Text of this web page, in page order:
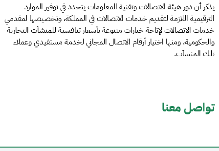
يذكر أن دور هيئة الاتصالات وتقنية المعلومات يتحدد في توفير الموارد
الترقيمية اللازمة لتقديم خدمات الاتصالات في المملكة، وتخصيصها لمقدمي
خدمات الاتصالات لإتاحة خيارات متنوعة بأسعار تنافسية للمنشآت التجارية
والحكومية، ومنها اختيار أرقام الاتصال المجاني لخدمة مستفيدي وعملاء
تلك المنشآت.
تواصل معنا